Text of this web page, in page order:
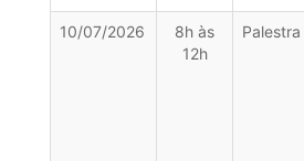
10/07/2026
8h às
12h
Palestra